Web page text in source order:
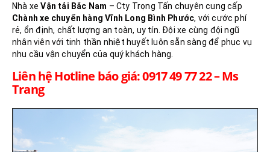
Nhà xeVận tải Bắc Nam – Cty Trọng Tấn chuyên cung cấp
Chành xe chuyển hàng Vĩnh Long Bình Phước, với cước phí
rẻ, ổn định, chất lượng an toàn, uy tín. Đội xe cùng đội ngũ
nhân viên với tinh thần nhiệt huyết luôn sẵn sàng để phục vụ
nhu cầu vận chuyển của quý khách hàng.
Liên hệ Hotline báo giá: 0917 49 77 22 – Ms
Trang